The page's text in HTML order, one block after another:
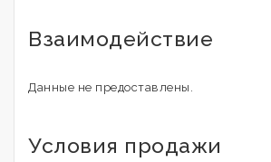
Взаимодействие
Данные не предоставлены.
Условия продажи